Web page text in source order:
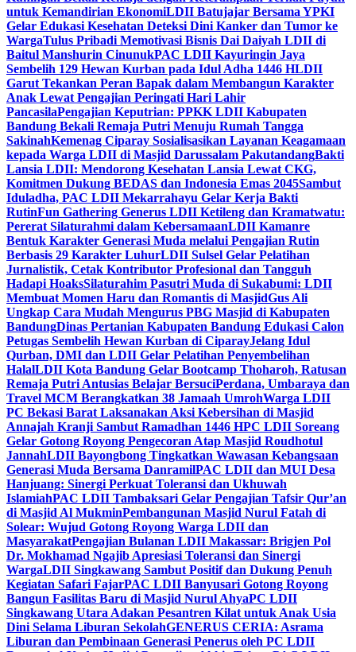
untuk Kemandirian EkonomiLDII Batujajar Bersama YPKI
Gelar Edukasi Kesehatan Deteksi Dini Kanker dan Tumor ke
WargaTulus Pribadi Memotivasi Bisnis Dai Daiyah LDII di
Baitul Manshurin CinunukPAC LDII Kayuringin Jaya
Sembelih 129 Hewan Kurban pada Idul Adha 1446 HLDII
Garut Tekankan Peran Bapak dalam Membangun Karakter
Anak Lewat Pengajian Peringati Hari Lahir
PancasilaPengajian Keputrian: PPKK LDII Kabupaten
Bandung Bekali Remaja Putri Menuju Rumah Tangga
SakinahKemenag Ciparay Sosialisasikan Layanan Keagamaan
kepada Warga LDII di Masjid Darussalam PakutandangBakti
Lansia LDII: Mendorong Kesehatan Lansia Lewat CKG,
Komitmen Dukung BEDAS dan Indonesia Emas 2045Sambut
Iduladha, PAC LDII Mekarrahayu Gelar Kerja Bakti
RutinFun Gathering Generus LDII Ketileng dan Kramatwatu:
Pererat Silaturahmi dalam KebersamaanLDII Kamanre
Bentuk Karakter Generasi Muda melalui Pengajian Rutin
Berbasis 29 Karakter LuhurLDII Sulsel Gelar Pelatihan
Jurnalistik, Cetak Kontributor Profesional dan Tangguh
Hadapi HoaksSilaturahim Pasutri Muda di Sukabumi: LDII
Membuat Momen Haru dan Romantis di MasjidGus Ali
Ungkap Cara Mudah Mengurus PBG Masjid di Kabupaten
BandungDinas Pertanian Kabupaten Bandung Edukasi Calon
Petugas Sembelih Hewan Kurban di CiparayJelang Idul
Qurban, DMI dan LDII Gelar Pelatihan Penyembelihan
HalalLDII Kota Bandung Gelar Bootcamp Thoharoh, Ratusan
Remaja Putri Antusias Belajar BersuciPerdana, Umbaraya dan
Travel MCM Berangkatkan 38 Jamaah UmrohWarga LDII
PC Bekasi Barat Laksanakan Aksi Kebersihan di Masjid
Annajah Kranji Sambut Ramadhan 1446 HPC LDII Soreang
Gelar Gotong Royong Pengecoran Atap Masjid Roudhotul
JannahLDII Bayongbong Tingkatkan Wawasan Kebangsaan
Generasi Muda Bersama DanramilPAC LDII dan MUI Desa
Hanjuang: Sinergi Perkuat Toleransi dan Ukhuwah
IslamiahPAC LDII Tambaksari Gelar Pengajian Tafsir Qur’an
di Masjid Al MukminPembangunan Masjid Nurul Fatah di
Solear: Wujud Gotong Royong Warga LDII dan
MasyarakatPengajian Bulanan LDII Makassar: Brigjen Pol
Dr. Mokhamad Ngajib Apresiasi Toleransi dan Sinergi
WargaLDII Singkawang Sambut Positif dan Dukung Penuh
Kegiatan Safari FajarPAC LDII Banyusari Gotong Royong
Bangun Fasilitas Baru di Masjid Nurul AhyaPC LDII
Singkawang Utara Adakan Pesantren Kilat untuk Anak Usia
Dini Selama Liburan SekolahGENERUS CERIA: Asrama
Liburan dan Pembinaan Generasi Penerus oleh PC LDII